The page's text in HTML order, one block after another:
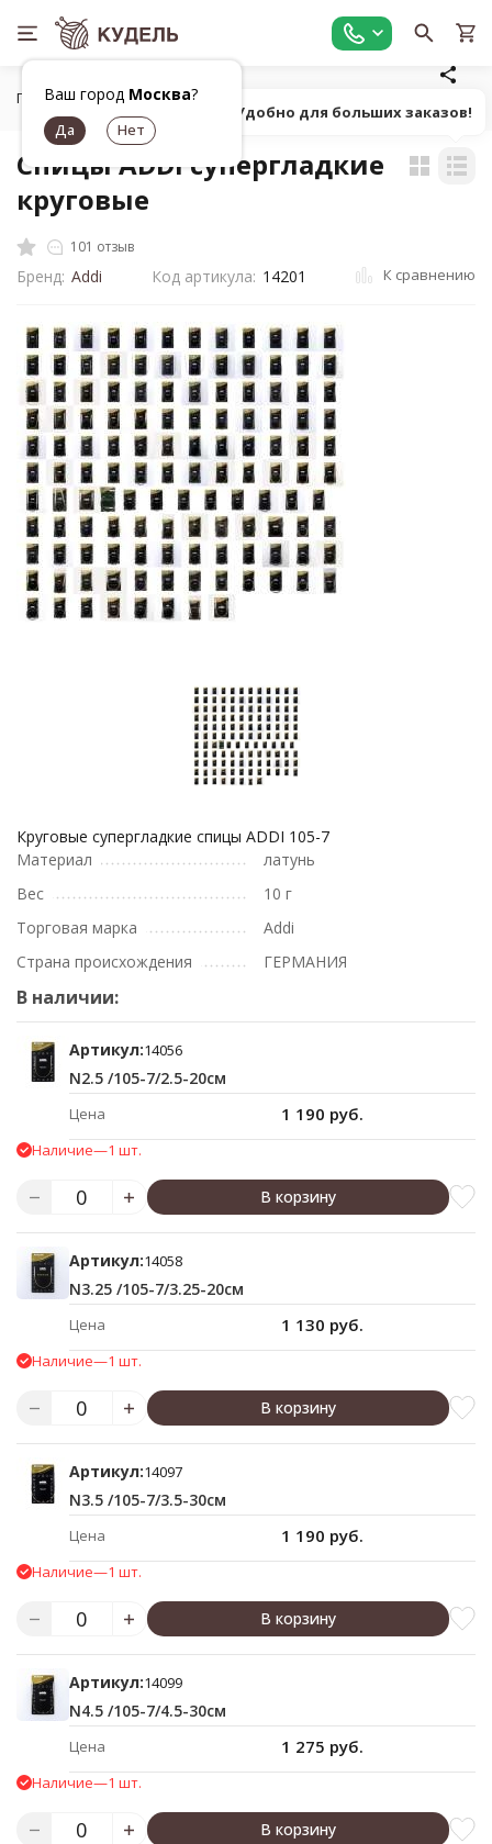
Ваш город Москва?
Главная Все для вязания
Спицы ADDI супергладкие
круговые
101 отзыв
Бренд: Addi Код артикула: 14201 К сравнению
Круговые супергладкие спицы ADDI 105-7
Материал
латунь
Вес
10 г
Торговая марка
Addi
Страна происхождения
ГЕРМАНИЯ
В наличии:
Артикул:14056
N2.5 /105-7/2.5-20см
Цена 1 190 руб.
Наличие—1 шт.
В корзину
Артикул:14058
N3.25 /105-7/3.25-20см
Цена 1 130 руб.
Наличие—1 шт.
В корзину
Артикул:14097
N3.5 /105-7/3.5-30см
Цена 1 190 руб.
Наличие—1 шт.
В корзину
Артикул:14099
N4.5 /105-7/4.5-30см
Цена 1 275 руб.
Наличие—1 шт.
В корзину
Попробуй! Удобно для больших заказов!